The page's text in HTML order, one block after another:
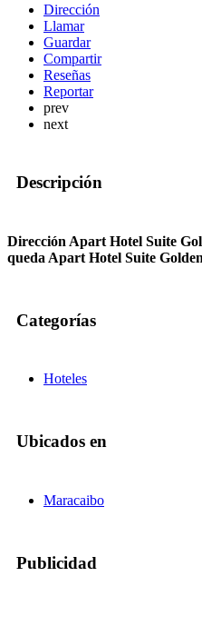
Dirección
Llamar
Guardar
Compartir
Reseñas
Reportar
prev
next
Descripción
Dirección Apart Hotel Suite
queda Apart Hotel Suite
Categorías
Hoteles
Ubicados en
Maracaibo
Publicidad